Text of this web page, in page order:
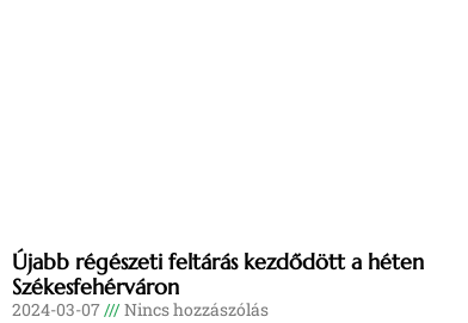
Újabb régészeti feltárás kezdődött a héten
Székesfehérváron
2024-03-07 Nincs hozzászólás